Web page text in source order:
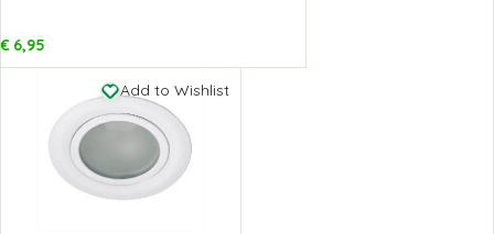
€6,95
Add to Wishlist